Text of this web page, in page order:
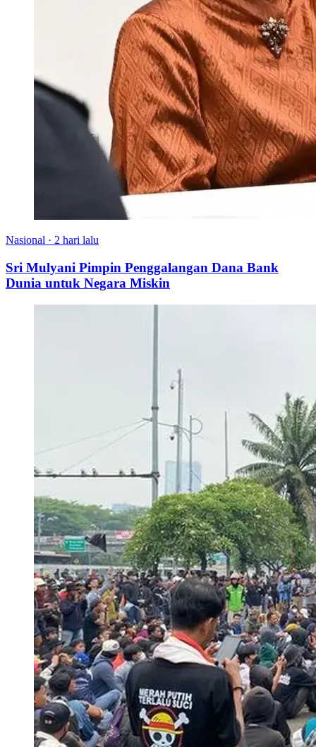
Nasional · 2 hari lalu
Sri Mulyani Pimpin Penggalangan Dana Bank
Dunia untuk Negara Miskin